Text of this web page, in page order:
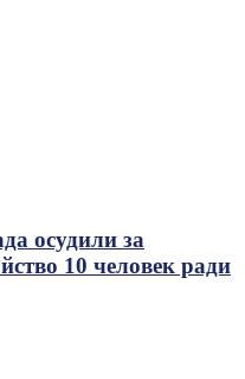
осудили за
10 человек ради